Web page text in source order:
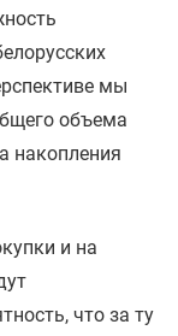
мы
объема
накопления
и на
что за ту